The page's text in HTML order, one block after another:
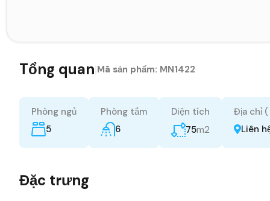
Tổng quan Mã sản phẩm: MN1422
Phòng ngủ
5
Phòng tắm
6
Diện tích
75m2
Địa chỉ
Liên
Đặc trưng